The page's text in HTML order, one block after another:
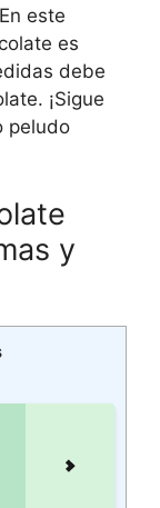
este
es
debe
¡Sigue
peludo
y